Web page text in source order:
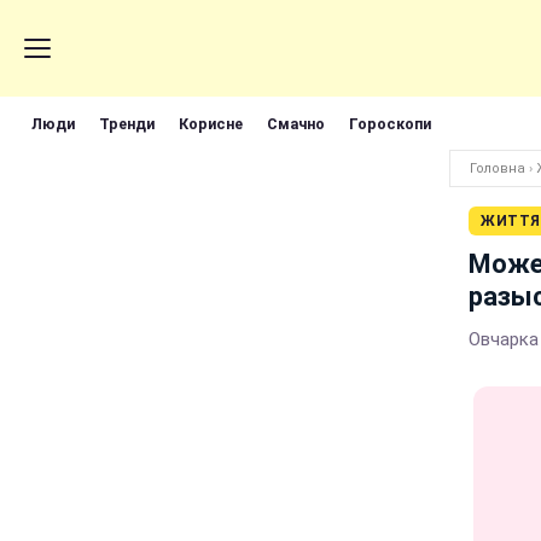
Люди Тренди Корисне Смачно Гороскопи
Головна ›
ЖИТТЯ